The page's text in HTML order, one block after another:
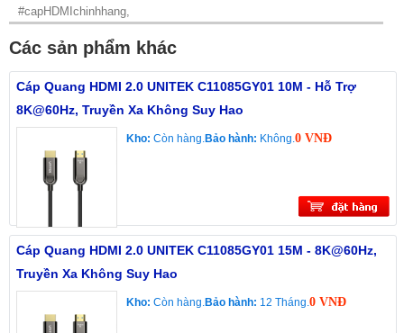
#capHDMIchinhhang,
Các sản phẩm khác
Cáp Quang HDMI 2.0 UNITEK C11085GY01 10M - Hỗ Trợ
8K@60Hz, Truyền Xa Không Suy Hao
Kho: Còn hàng.Bảo hành: Không.0 VNĐ
Cáp Quang HDMI 2.0 UNITEK C11085GY01 15M - 8K@60Hz,
Truyền Xa Không Suy Hao
Kho: Còn hàng.Bảo hành: 12 Tháng.0 VNĐ